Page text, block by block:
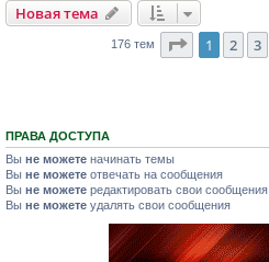
Новая тема
176 тем Страница
1 2 3
ПРАВА ДОСТУПА
Вы не можете начинать темы
Вы не можете отвечать на сообщения
Вы не можете редактировать свои сообщения
Вы не можете удалять свои сообщения